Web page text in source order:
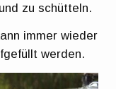
zu schütteln.
immer wieder
werden.